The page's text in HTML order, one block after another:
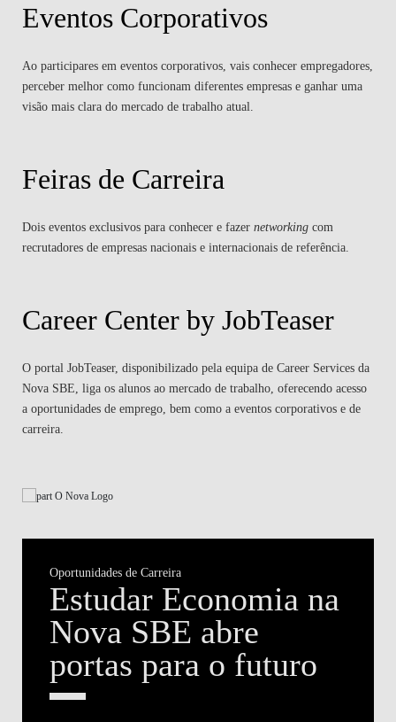
Eventos Corporativos
Ao participares em eventos corporativos, vais conhecer empregadores,
perceber melhor como funcionam diferentes empresas e ganhar uma
visão mais clara do mercado de trabalho atual.
Feiras de Carreira
Dois eventos exclusivos para conhecer e fazer networking com
recrutadores de empresas nacionais e internacionais de referência.
Career Center by JobTeaser
O portal JobTeaser, disponibilizado pela equipa de Career Services da
Nova SBE, liga os alunos ao mercado de trabalho, oferecendo acesso
a oportunidades de emprego, bem como a eventos corporativos e de
carreira.
Oportunidades de Carreira
Estudar Economia na
Nova SBE abre
portas para o futuro